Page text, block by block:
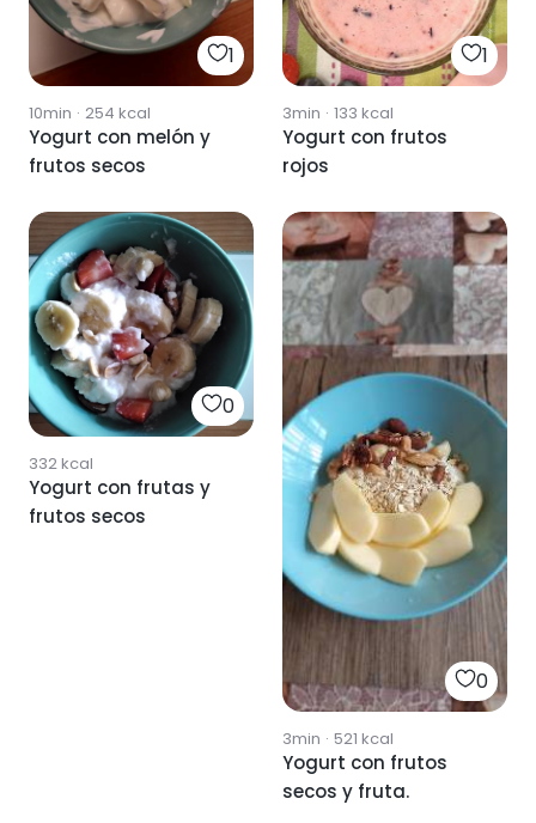
1
10min · 254 kcal
Yogurt con melón y
frutos secos
1
3min · 133 kcal
Yogurt con frutos
rojos
0
332kcal
Yogurt con frutas y
frutos secos
0
3min · 521 kcal
Yogurt con frutos
secos y fruta.